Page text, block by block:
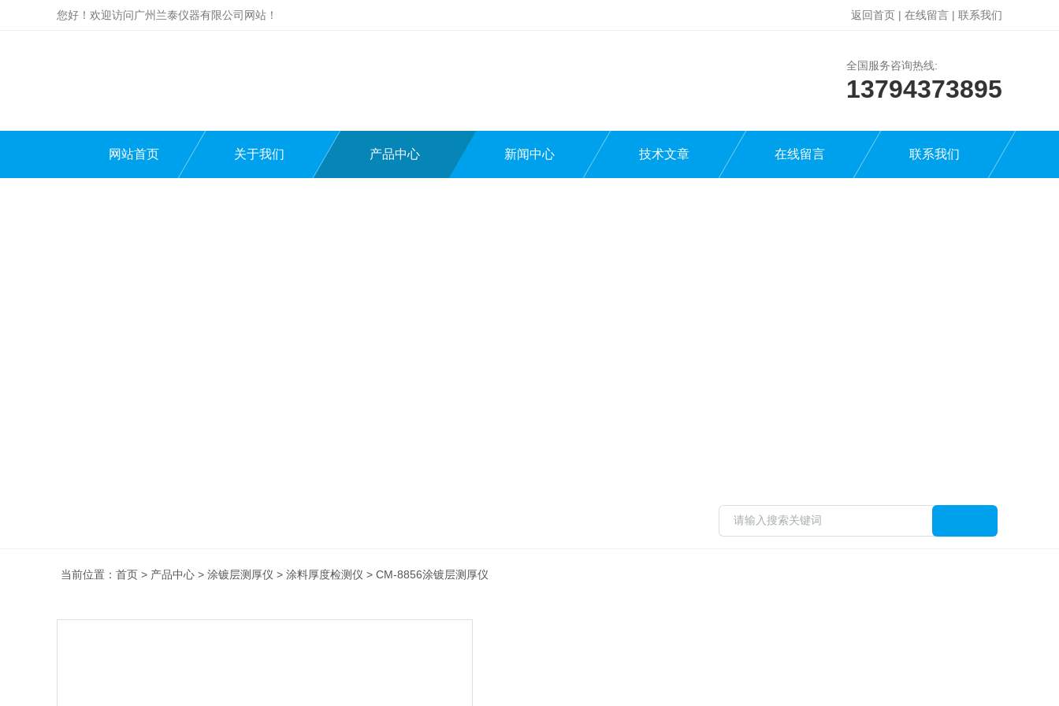
您好！欢迎访问广州兰泰仪器有限公司网站！ 返回首页 | 在线留言 | 联系我们
全国服务咨询热线:
13794373895
网站首页 关于我们 产品中心 新闻中心 技术文章 在线留言 联系我们
当前位置： 首页 > 产品中心 > 涂镀层测厚仪 > 涂料厚度检测仪 > CM-8856涂镀层测厚仪